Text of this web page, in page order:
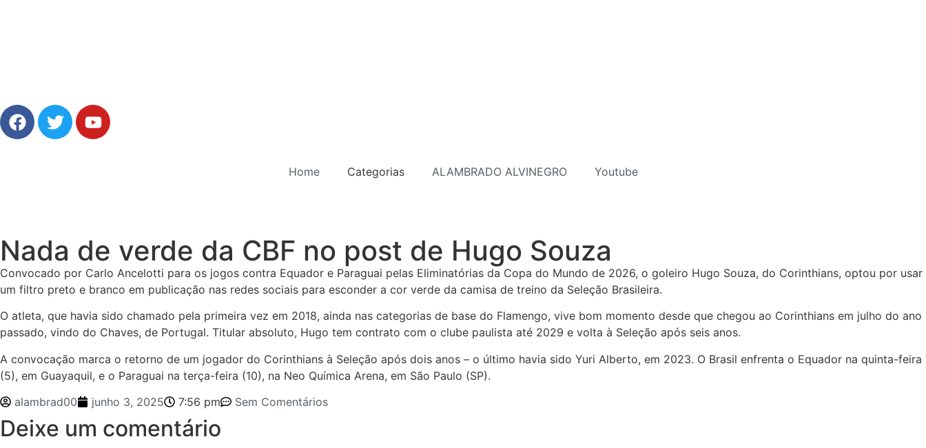
Home Categorias ALAMBRADO ALVINEGRO Youtube
Nada de verde da CBF no post de Hugo Souza
Convocado por Carlo Ancelotti para os jogos contra Equador e Paraguai pelas Eliminatórias da Copa do Mundo de 2026, o goleiro Hugo Souza, do Corinthians, optou por usar
um filtro preto e branco em publicação nas redes sociais para esconder a cor verde da camisa de treino da Seleção Brasileira.
O atleta, que havia sido chamado pela primeira vez em 2018, ainda nas categorias de base do Flamengo, vive bom momento desde que chegou ao Corinthians em julho do ano
passado, vindo do Chaves, de Portugal. Titular absoluto, Hugo tem contrato com o clube paulista até 2029 e volta à Seleção após seis anos.
A convocação marca o retorno de um jogador do Corinthians à Seleção após dois anos – o último havia sido Yuri Alberto, em 2023. O Brasil enfrenta o Equador na quinta-feira
(5), em Guayaquil, e o Paraguai na terça-feira (10), na Neo Química Arena, em São Paulo (SP).
alambrad00
junho 3, 2025 7:56 pm Sem Comentários
Deixe um comentário